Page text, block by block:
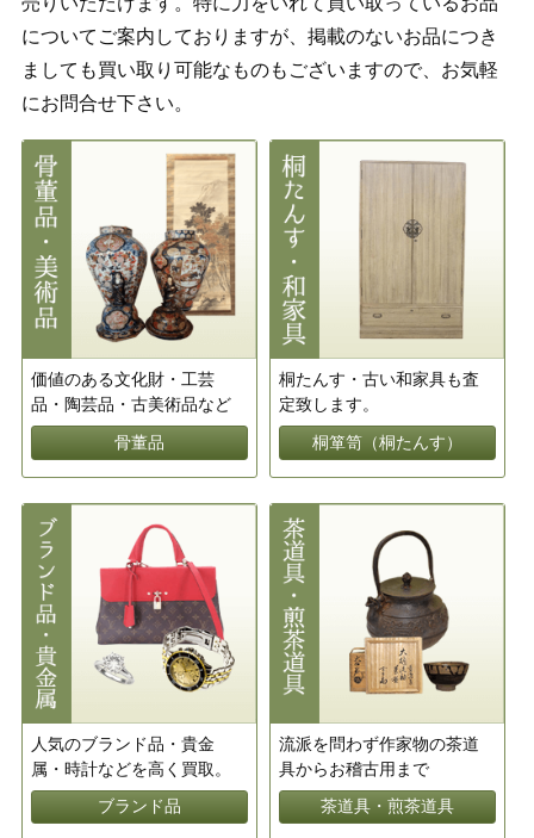
についてご案内しておりますが、掲載のないお品につき
ましても買い取り可能なものもございますので、お気軽
にお問合せ下さい。
価値のある文化財・工芸
品・陶芸品・古美術品など
骨董品
桐たんす・古い和家具も査
定致します。
桐箪笥（桐たんす）
人気のブランド品・貴金
属・時計などを高く買取。
ブランド品
流派を問わず作家物の茶道
具からお稽古用まで
茶道具・煎茶道具